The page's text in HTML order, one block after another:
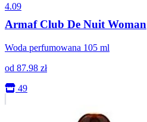
4.09
Armaf Club De Nuit Woman
Woda perfumowana 105 ml
od 87.98 zł
49